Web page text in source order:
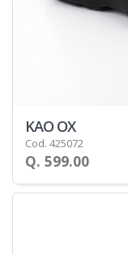
KAO OX
Cod. 425072
Q. 599.00